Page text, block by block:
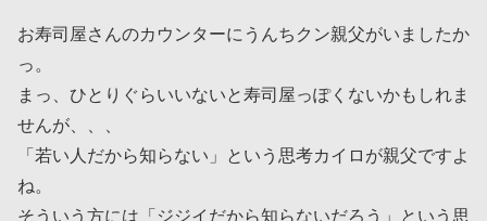
お寿司屋さんのカウンターにうんちクン親父がいましたか
っ。
まっ、ひとりぐらいいないと寿司屋っぽくないかもしれま
せんが、、、
「若い人だから知らない」という思考カイロが親父ですよ
ね。
そういう方には「ジジイだから知らないだろう」という思